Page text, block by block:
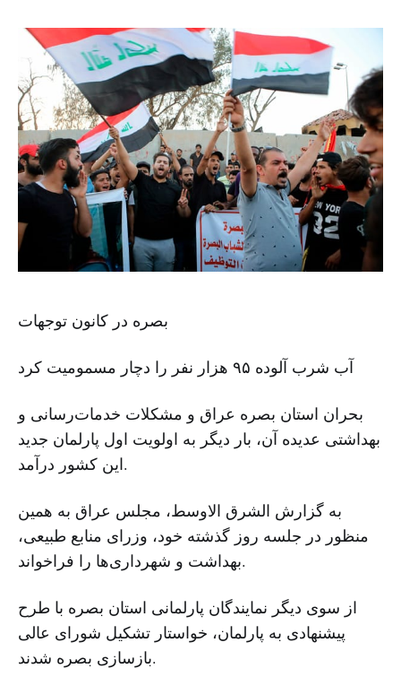
بصره در کانون توجهات
آب شرب آلوده ۹۵ هزار نفر را دچار مسمومیت کرد
بحران استان بصره عراق و مشکلات خدمات‌رسانی و
بهداشتی عدیده‌ آن، بار دیگر به اولویت‌ اول پارلمان جدید
این کشور درآمد.
به گزارش الشرق الاوسط، مجلس عراق به همین
منظور در جلسه روز گذشته خود، وزرای منابع طبیعی،
بهداشت و شهرداری‌ها را فراخواند.
از سوی دیگر نمایندگان پارلمانی استان بصره با طرح
پیشنهادی به پارلمان، خواستار تشکیل شورای عالی
بازسازی بصره شدند.